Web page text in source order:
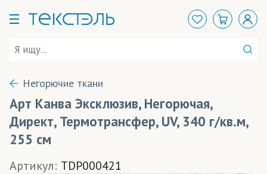
Негорючие ткани
Арт Канва Эксклюзив, Негорючая,
Директ, Термотрансфер, UV, 340 г/кв.м,
255 см
Артикул: TDP000421